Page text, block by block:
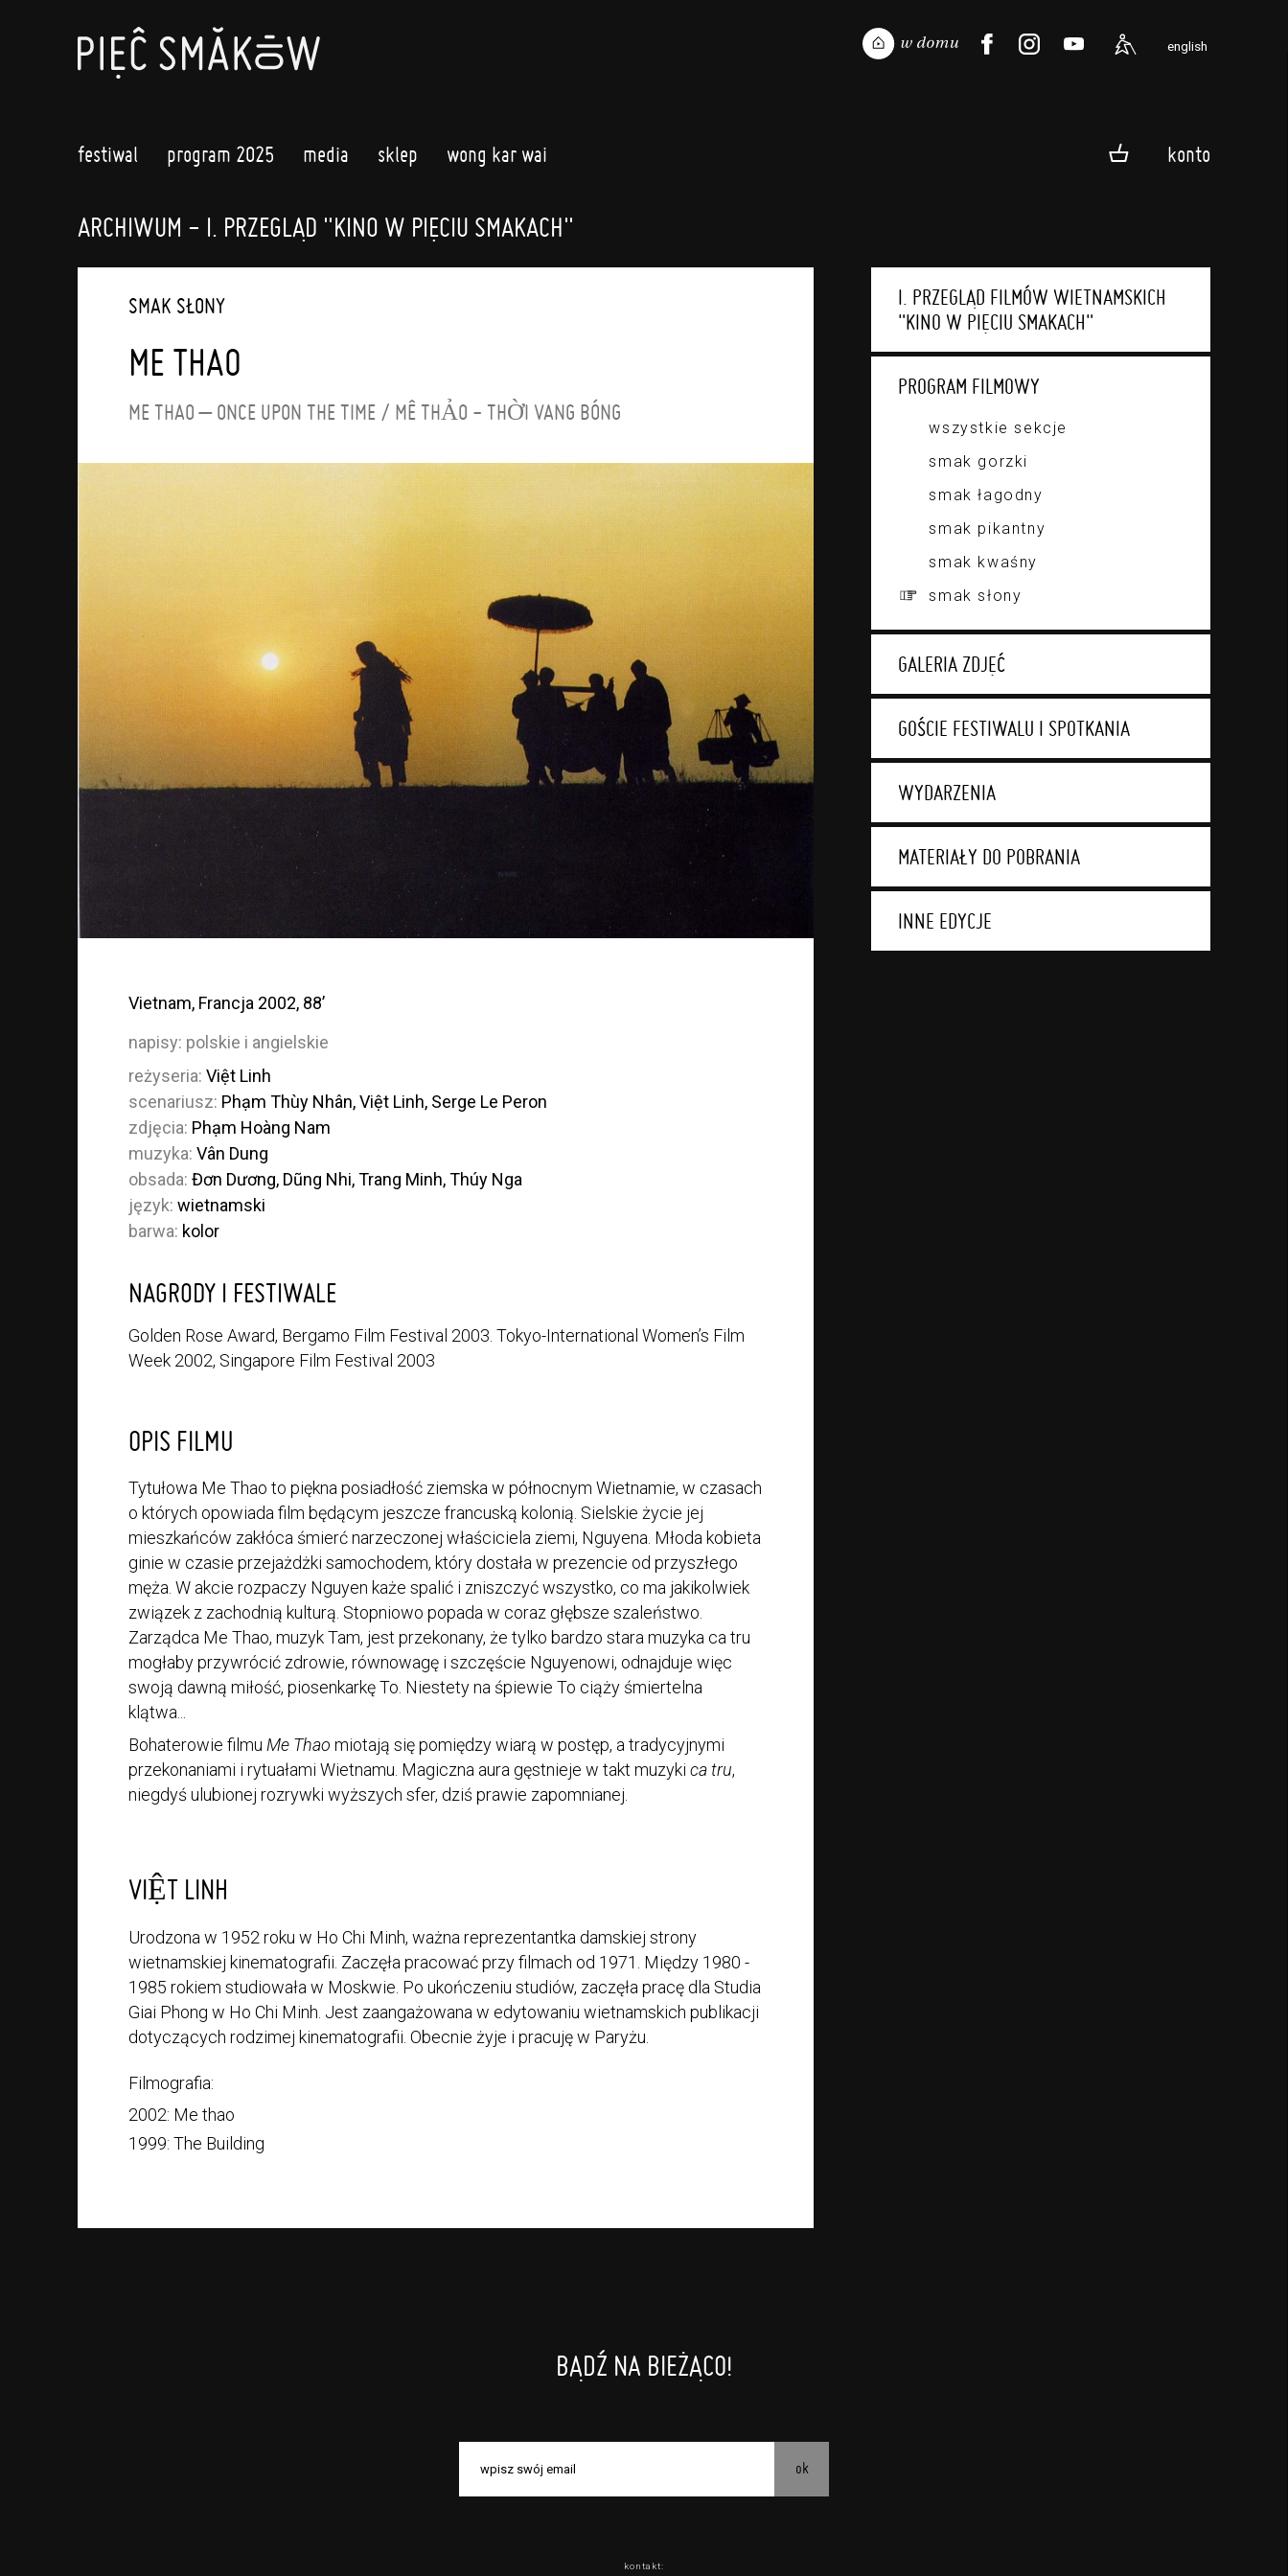
english
festiwal program 2025 media sklep wong kar wai konto
ARCHIWUM - I. PRZEGLĄD "KINO W PIĘCIU SMAKACH"
I. PRZEGLĄD FILMÓW WIETNAMSKICH
"KINO W PIĘCIU SMAKACH"
PROGRAM FILMOWY
wszystkie sekcje
smak gorzki
smak łagodny
smak pikantny
smak kwaśny
smak słony
GALERIA ZDJĘĆ
GOŚCIE FESTIWALU I SPOTKANIA
WYDARZENIA
MATERIAŁY DO POBRANIA
INNE EDYCJE
SMAK SŁONY
ME THAO
ME THAO – ONCE UPON THE TIME / MÊ THẢO - THỜI VANG BÓNG
Vietnam, Francja 2002, 88’
napisy: polskie i angielskie
reżyseria:Việt Linh
scenariusz: Phạm Thùy Nhân, Việt Linh, Serge Le Peron
zdjęcia: Phạm Hoàng Nam
muzyka:Vân Dung
obsada:Đơn Dương, Dũng Nhi, Trang Minh, Thúy Nga
język:wietnamski
barwa: kolor
NAGRODY I FESTIWALE
Golden Rose Award, Bergamo Film Festival 2003. Tokyo-International Women’s Film
Week 2002, Singapore Film Festival 2003
OPIS FILMU
Tytułowa Me Thao to piękna posiadłość ziemska w północnym Wietnamie, w czasach
o których opowiada film będącym jeszcze francuską kolonią. Sielskie życie jej
mieszkańców zakłóca śmierć narzeczonej właściciela ziemi, Nguyena. Młoda kobieta
ginie w czasie przejażdżki samochodem, który dostała w prezencie od przyszłego
męża. W akcie rozpaczy Nguyen każe spalić i zniszczyć wszystko, co ma jakikolwiek
związek z zachodnią kulturą. Stopniowo popada w coraz głębsze szaleństwo.
Zarządca Me Thao, muzyk Tam, jest przekonany, że tylko bardzo stara muzyka ca tru
mogłaby przywrócić zdrowie, równowagę i szczęście Nguyenowi, odnajduje więc
swoją dawną miłość, piosenkarkę To. Niestety na śpiewie To ciąży śmiertelna
klątwa...
Bohaterowie filmuMe Thao miotają się pomiędzy wiarą w postęp, a tradycyjnymi
przekonaniami i rytuałami Wietnamu. Magiczna aura gęstnieje w takt muzykica tru,
niegdyś ulubionej rozrywki wyższych sfer, dziś prawie zapomnianej.
VIỆT LINH
Urodzona w 1952 roku w Ho Chi Minh, ważna reprezentantka damskiej strony
wietnamskiej kinematografii. Zaczęła pracować przy filmach od 1971. Między 1980 -
1985 rokiem studiowała w Moskwie. Po ukończeniu studiów, zaczęła pracę dla Studia
Giai Phong w Ho Chi Minh. Jest zaangażowana w edytowaniu wietnamskich publikacji
dotyczących rodzimej kinematografii. Obecnie żyje i pracuję w Paryżu.
Filmografia:
2002: Me thao
1999: The Building
BĄDŹ NA BIEŻĄCO!
ok
kontakt: